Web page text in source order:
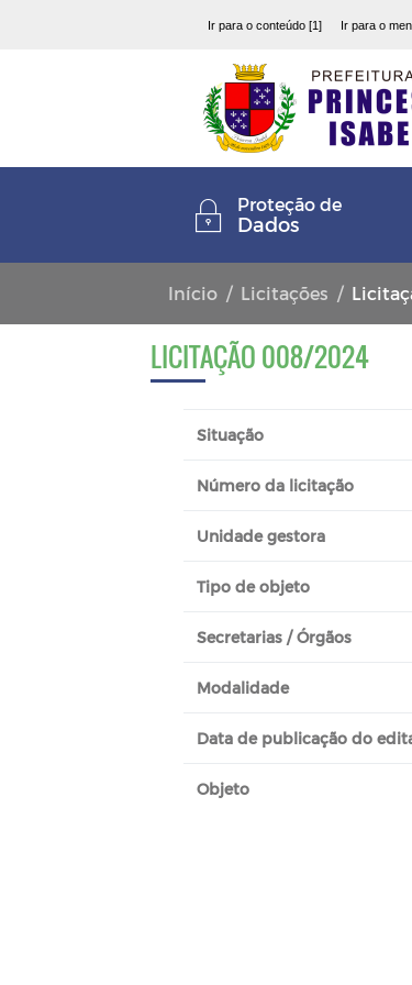
Ir para o conteúdo [1] Ir para o
Proteção de
Dados
Início Licitações
LICITAÇÃO 008/2024
Situação
Número da licitação
Unidade gestora
Tipo de objeto
Secretarias / Órgãos
Modalidade
Data de publicação do
Objeto